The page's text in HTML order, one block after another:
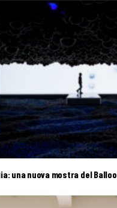
una nuova mostra del